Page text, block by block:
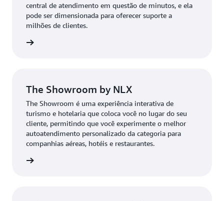
central de atendimento em questão de minutos, e ela
pode ser dimensionada para oferecer suporte a
milhões de clientes.
The Showroom by NLX
The Showroom é uma experiência interativa de
turismo e hotelaria que coloca você no lugar do seu
cliente, permitindo que você experimente o melhor
autoatendimento personalizado da categoria para
companhias aéreas, hotéis e restaurantes.